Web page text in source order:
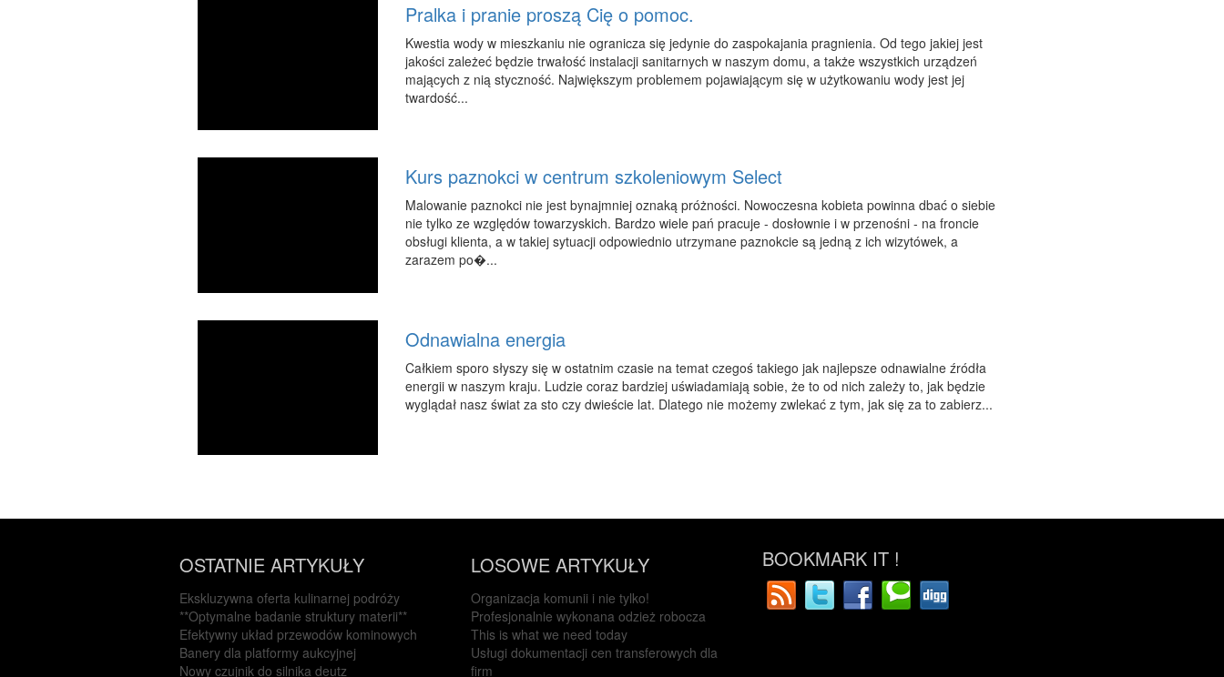
Pralka i pranie proszą Cię o pomoc.
Kwestia wody w mieszkaniu nie ogranicza się jedynie do zaspokajania pragnienia. Od tego jakiej jest
jakości zależeć będzie trwałość instalacji sanitarnych w naszym domu, a także wszystkich urządzeń
mających z nią styczność. Największym problemem pojawiającym się w użytkowaniu wody jest jej
twardość...
Kurs paznokci w centrum szkoleniowym Select
Malowanie paznokci nie jest bynajmniej oznaką próżności. Nowoczesna kobieta powinna dbać o siebie
nie tylko ze względów towarzyskich. Bardzo wiele pań pracuje - dosłownie i w przenośni - na froncie
obsługi klienta, a w takiej sytuacji odpowiednio utrzymane paznokcie są jedną z ich wizytówek, a
zarazem po�...
Odnawialna energia
Całkiem sporo słyszy się w ostatnim czasie na temat czegoś takiego jak najlepsze odnawialne źródła
energii w naszym kraju. Ludzie coraz bardziej uświadamiają sobie, że to od nich zależy to, jak będzie
wyglądał nasz świat za sto czy dwieście lat. Dlatego nie możemy zwlekać z tym, jak się za to zabierz...
OSTATNIE ARTYKUŁY
Ekskluzywna oferta kulinarnej podróży
**Optymalne badanie struktury materii**
Efektywny układ przewodów kominowych
Banery dla platformy aukcyjnej
Nowy czujnik do silnika deutz
LOSOWE ARTYKUŁY
Organizacja komunii i nie tylko!
Profesjonalnie wykonana odzież robocza
This is what we need today
Usługi dokumentacji cen transferowych dla
firm
BOOKMARK IT !